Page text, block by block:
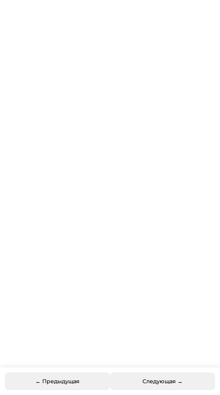
← Предыдущая Следующая →